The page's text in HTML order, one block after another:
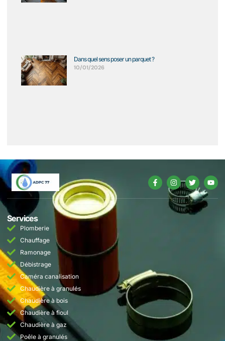
Dans quel sens poser un parquet ?
10/01/2026
Services
Plomberie
Chauffage
Ramonage
Débistrage
Caméra canalisation
Chaudière à granulés
Chaudière à bois
Chaudière à fioul
Chaudière à gaz
Poêle à granulés